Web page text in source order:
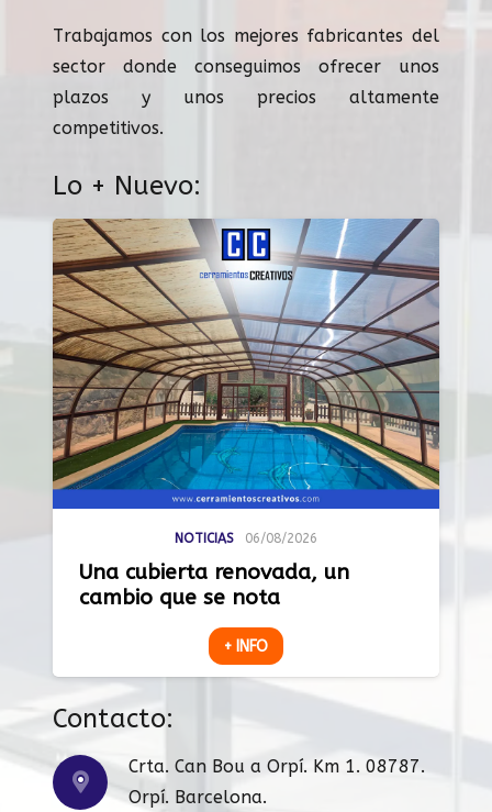
Trabajamos con los mejores fabricantes del
sector donde conseguimos ofrecer unos
plazos y unos precios altamente
competitivos.
Lo + Nuevo:
NOTICIAS 06/08/2026
Una cubierta renovada, un
cambio que se nota
+ INFO
Contacto:
Crta. Can Bou a Orpí. Km 1. 08787.
Orpí. Barcelona.